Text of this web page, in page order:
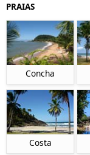
PRAIAS
Concha
Costa